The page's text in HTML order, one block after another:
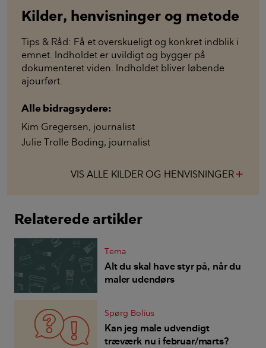
Kilder, henvisninger og metode
Tips & Råd: Få et overskueligt og konkret indblik i
emnet. Indholdet er uvildigt og bygger på
dokumenteret viden. Indholdet bliver løbende
ajourført.
Alle bidragsydere:
Kim Gregersen, journalist
Julie Trolle Boding, journalist
VIS ALLE KILDER OG HENVISNINGER
Relaterede artikler
Tema
Alt du skal have styr på, når du
maler udendørs
Spørg Bolius
Kan jeg male udvendigt
træværk nu i februar/marts?